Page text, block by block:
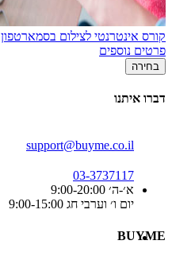
קורס אינטרנטי לצילום בסמארטפון
פרטים נוספים
בחירה
דברו איתנו
support@buyme.co.il
03-3737117
א׳-ה׳ 9:00-20:00
יום ו׳ וערבי חג 9:00-15:00
BUYME